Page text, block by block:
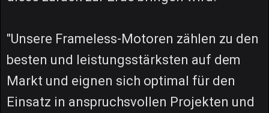
"Unsere Frameless-Motoren zählen zu den
besten und leistungsstärksten auf dem
Markt und eignen sich optimal für den
Einsatz in anspruchsvollen Projekten und